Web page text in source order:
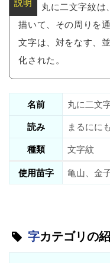
丸に二文字紋は
描いて、その周りを
文字は、対をなす、
化された。
名前
丸に二文
読み
まるにに
種類
文字紋
使用苗字
亀山、金
字カテゴリの